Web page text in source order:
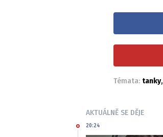
Témata: tanky,
AKTUÁLNĚ SE DĚJE
20:24